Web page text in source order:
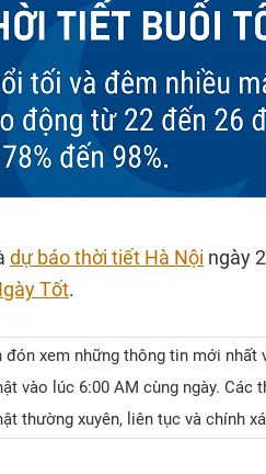
dự báo thời tiết Hà Nội ngày
Tốt.
đón xem những thông tin mới nhất
vào lúc 6:00 AM cùng ngày.
thường xuyên, liên tục và chính